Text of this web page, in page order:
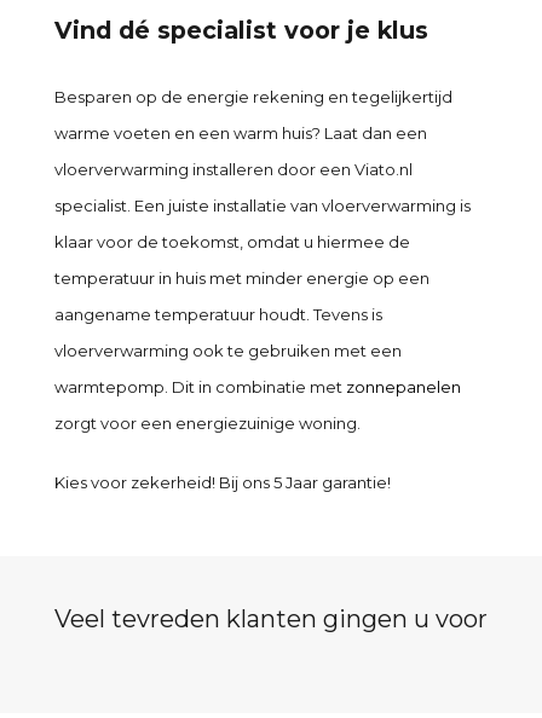
Vind dé specialist voor je klus
Besparen op de energie rekening en tegelijkertijd
warme voeten en een warm huis? Laat dan een
vloerverwarming installeren door een Viato.nl
specialist. Een juiste installatie van vloerverwarming is
klaar voor de toekomst, omdat u hiermee de
temperatuur in huis met minder energie op een
aangename temperatuur houdt. Tevens is
vloerverwarming ook te gebruiken met een
warmtepomp. Dit in combinatie met zonnepanelen
zorgt voor een energiezuinige woning.
Kies voor zekerheid! Bij ons 5 Jaar garantie!
Veel tevreden klanten gingen u voor